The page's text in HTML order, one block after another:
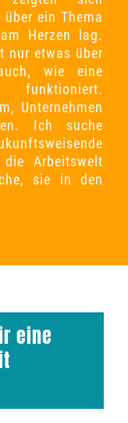
ein Thema
Herzen lag.
nur etwas über
wie eine
funktioniert.
Unternehmen
Ich suche
Arbeitswelt
sie in den
eine